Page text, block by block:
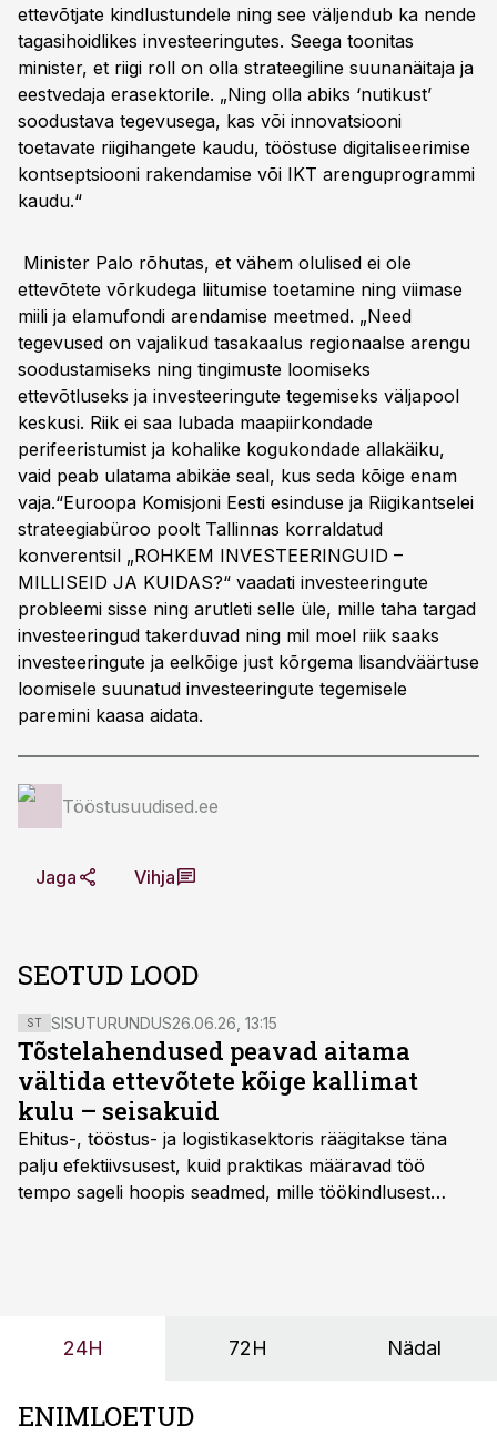
ettevõtjate kindlustundele ning see väljendub ka nende
tagasihoidlikes investeeringutes. Seega toonitas
minister, et riigi roll on olla strateegiline suunanäitaja ja
eestvedaja erasektorile. „Ning olla abiks ‘nutikust’
soodustava tegevusega, kas või innovatsiooni
toetavate riigihangete kaudu, tööstuse digitaliseerimise
kontseptsiooni rakendamise või IKT arenguprogrammi
kaudu.“
Minister Palo rõhutas, et vähem olulised ei ole
ettevõtete võrkudega liitumise toetamine ning viimase
miili ja elamufondi arendamise meetmed. „Need
tegevused on vajalikud tasakaalus regionaalse arengu
soodustamiseks ning tingimuste loomiseks
ettevõtluseks ja investeeringute tegemiseks väljapool
keskusi. Riik ei saa lubada maapiirkondade
perifeeristumist ja kohalike kogukondade allakäiku,
vaid peab ulatama abikäe seal, kus seda kõige enam
vaja.“Euroopa Komisjoni Eesti esinduse ja Riigikantselei
strateegiabüroo poolt Tallinnas korraldatud
konverentsil „ROHKEM INVESTEERINGUID –
MILLISEID JA KUIDAS?“ vaadati investeeringute
probleemi sisse ning arutleti selle üle, mille taha targad
investeeringud takerduvad ning mil moel riik saaks
investeeringute ja eelkõige just kõrgema lisandväärtuse
loomisele suunatud investeeringute tegemisele
paremini kaasa aidata.
Tööstusuudised.ee
Jaga Vihja
SEOTUD LOOD
ST SISUTURUNDUS26.06.26, 13:15
Tõstelahendused peavad aitama
vältida ettevõtete kõige kallimat
kulu – seisakuid
Ehitus-, tööstus- ja logistikasektoris räägitakse täna
palju efektiivsusest, kuid praktikas määravad töö
tempo sageli hoopis seadmed, mille töökindlusest
24H 72H Nädal
ENIMLOETUD